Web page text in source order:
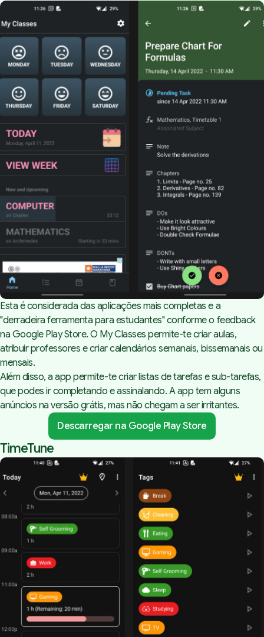
Esta é considerada das aplicações mais completas e a
"derradeira ferramenta para estudantes" conforme o feedback
na Google Play Store. O My Classes permite-te criar aulas,
atribuir professores e criar calendários semanais, bissemanais ou
mensais.
Além disso, a app permite-te criar listas de tarefas e sub-tarefas,
que podes ir completando e assinalando. A app tem alguns
anúncios na versão grátis, mas não chegam a ser irritantes.
Descarregar na Google Play Store
TimeTune